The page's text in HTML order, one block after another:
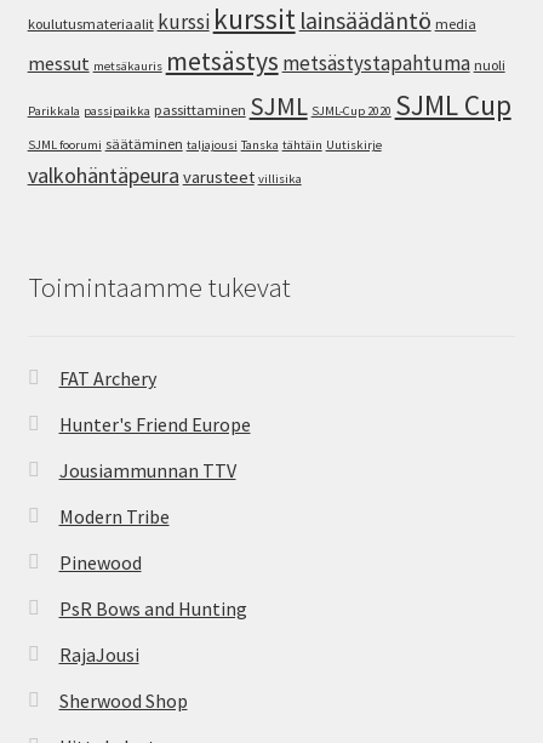
koulutusmateriaalit kurssi kurssit lainsäädäntö media
messut metsäkauris metsästys metsästystapahtuma nuoli
Parikkala passipaikka passittaminen SJML SJML-Cup 2020 SJML Cup
SJML foorumi säätäminen taljajousi Tanska tähtäin Uutiskirje
valkohäntäpeura varusteet villisika
Toimintaamme tukevat
FAT Archery
Hunter's Friend Europe
Jousiammunnan TTV
Modern Tribe
Pinewood
PsR Bows and Hunting
RajaJousi
Sherwood Shop